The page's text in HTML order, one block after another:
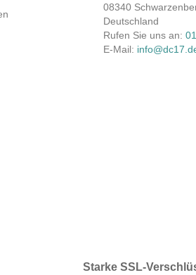
08340
Deutschland
Rufen Sie uns an:
E-Mail:
Starke SSL-